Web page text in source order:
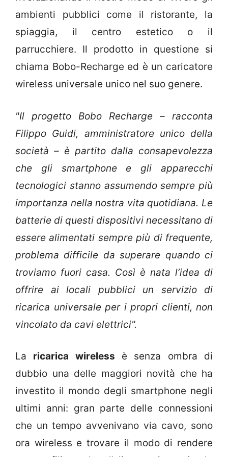
ambienti pubblici come il ristorante, la
spiaggia, il centro estetico o il
parrucchiere. Il prodotto in questione si
chiama Bobo-Recharge ed è un caricatore
wireless universale unico nel suo genere.
"Il progetto Bobo Recharge – racconta
Filippo Guidi, amministratore unico della
società – è partito dalla consapevolezza
che gli smartphone e gli apparecchi
tecnologici stanno assumendo sempre più
importanza nella nostra vita quotidiana. Le
batterie di questi dispositivi necessitano di
essere alimentati sempre più di frequente,
problema difficile da superare quando ci
troviamo fuori casa. Così è nata l’idea di
offrire ai locali pubblici un servizio di
ricarica universale per i propri clienti, non
vincolato da cavi elettrici".
La ricarica wireless è senza ombra di
dubbio una delle maggiori novità che ha
investito il mondo degli smartphone negli
ultimi anni: gran parte delle connessioni
che un tempo avvenivano via cavo, sono
ora wireless e trovare il modo di rendere